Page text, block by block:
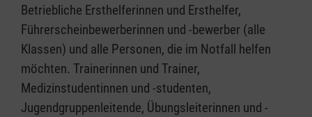
Betriebliche Ersthelferinnen und Ersthelfer,
Führerscheinbewerberinnen und -bewerber (alle
Klassen) und alle Personen, die im Notfall helfen
möchten. Trainerinnen und Trainer,
Medizinstudentinnen und -studenten,
Jugendgruppenleitende, Übungsleiterinnen und -